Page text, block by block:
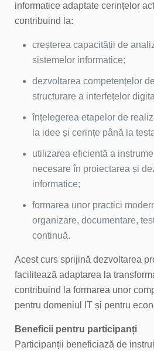
informatice adaptate cerințelor
contribuind la:
creșterea capacității de
sistemelor informatice;
dezvoltarea competențelor
structurare a interfețelor
înțelegerea etapelor de
la idee și cerințe până la
utilizarea eficientă a
necesare în proiectarea și
informatice;
formarea unor practici
organizare, documentare,
continuă.
Acest curs sprijină dezvoltarea
facilitează adaptarea la
contribuind la formarea unor
pentru domeniul IT și pentru
Beneficii pentru participanți
Participanții beneficiază de